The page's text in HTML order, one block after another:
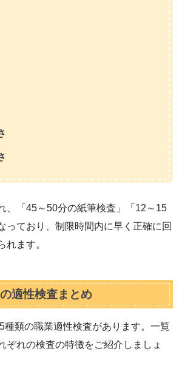
、「45～50分の紙筆検査」「12～15
っており、制限時間内に早く正確に回
れます。
適性検査まとめ
種類の職業適性検査があります。一覧
ぞれの検査の特徴をご紹介しましょ